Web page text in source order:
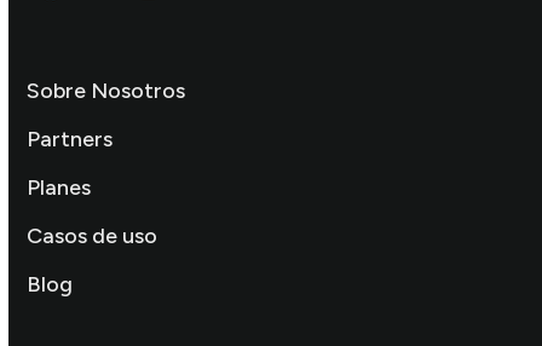
Sobre Nosotros
Partners
Planes
Casos de uso
Blog